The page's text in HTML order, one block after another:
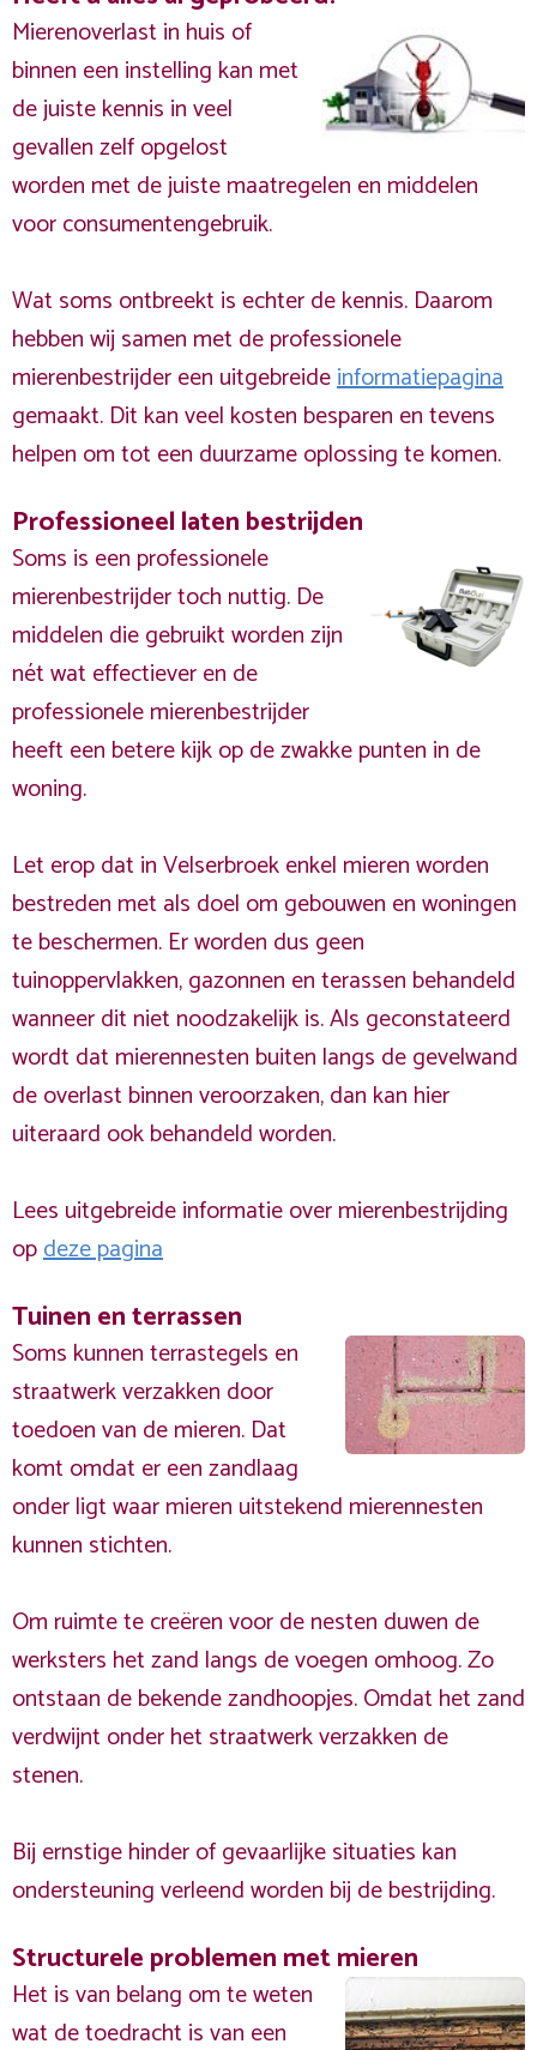
Mierenoverlast in huis of
binnen een instelling kan met
de juiste kennis in veel
gevallen zelf opgelost
worden met de juiste maatregelen en middelen
voor consumentengebruik.
Wat soms ontbreekt is echter de kennis. Daarom
hebben wij samen met de professionele
mierenbestrijder een uitgebreideinformatiepagina
gemaakt. Dit kan veel kosten besparen en tevens
helpen om tot een duurzame oplossing te komen.
Professioneel laten bestrijden
Soms is een professionele
mierenbestrijder toch nuttig. De
middelen die gebruikt worden zijn
nét wat effectiever en de
professionele mierenbestrijder
heeft een betere kijk op de zwakke punten in de
woning.
Let erop dat in Velserbroek enkel mieren worden
bestreden met als doel om gebouwen en woningen
te beschermen. Er worden dus geen
tuinoppervlakken, gazonnen en terassen behandeld
wanneer dit niet noodzakelijk is. Als geconstateerd
wordt dat mierennesten buiten langs de gevelwand
de overlast binnen veroorzaken, dan kan hier
uiteraard ook behandeld worden.
Lees uitgebreide informatie over mierenbestrijding
opdeze pagina
Tuinen en terrassen
Soms kunnen terrastegels en
straatwerk verzakken door
toedoen van de mieren. Dat
komt omdat er een zandlaag
onder ligt waar mieren uitstekend mierennesten
kunnen stichten.
Om ruimte te creëren voor de nesten duwen de
werksters het zand langs de voegen omhoog. Zo
ontstaan de bekende zandhoopjes. Omdat het zand
verdwijnt onder het straatwerk verzakken de
stenen.
Bij ernstige hinder of gevaarlijke situaties kan
ondersteuning verleend worden bij de bestrijding.
Structurele problemen met mieren
Het is van belang om te weten
wat de toedracht is van een